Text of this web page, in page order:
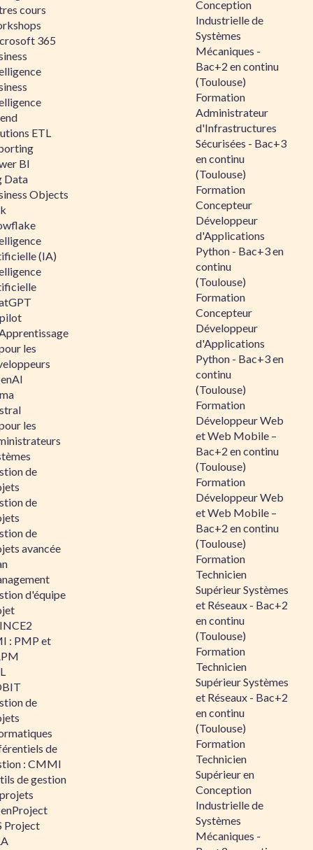
cours
365
ETL
BI
Data
Objects
(IA)
les
les
de
de
de
avancée
d'équipe
: PMP et
de
de
: CMMI
de gestion
Project
Conception
Industrielle de
Systèmes
Mécaniques -
Bac+2 en continu
(Toulouse)
Formation
Administrateur
d'Infrastructures
Sécurisées - Bac+3
en continu
(Toulouse)
Formation
Concepteur
Développeur
d'Applications
Python - Bac+3 en
continu
(Toulouse)
Formation
Concepteur
Développeur
d'Applications
Python - Bac+3 en
continu
(Toulouse)
Formation
Développeur Web
et Web Mobile –
Bac+2 en continu
(Toulouse)
Formation
Développeur Web
et Web Mobile –
Bac+2 en continu
(Toulouse)
Formation
Technicien
Supérieur Systèmes
et Réseaux - Bac+2
en continu
(Toulouse)
Formation
Technicien
Supérieur Systèmes
et Réseaux - Bac+2
en continu
(Toulouse)
Formation
Technicien
Supérieur en
Conception
Industrielle de
Systèmes
Mécaniques -